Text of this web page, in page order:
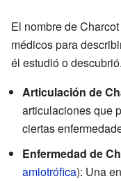
El nombre de
médicos para
él estudió o
Articulación de
articulaciones que
ciertas
Enfermedad de
amiotrófica): Una